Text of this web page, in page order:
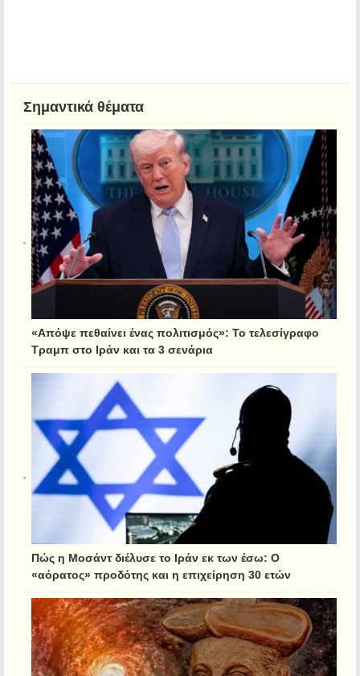
Σημαντικά θέματα
«Απόψε πεθαίνει ένας πολιτισμός»: Το τελεσίγραφο
Τραμπ στο Ιράν και τα 3 σενάρια
Πώς η Μοσάντ διέλυσε το Ιράν εκ των έσω: Ο
«αόρατος» προδότης και η επιχείρηση 30 ετών